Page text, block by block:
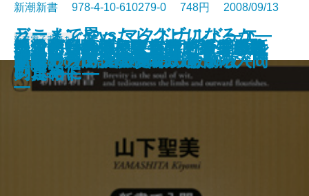
〈人使い〉の極意―乱世を生き抜
いた知将の至言―
人間の覚悟
テレビ番外地―東京12チャンネル
の奇跡―
先生と生徒の恋愛問題
民主党―野望と野合のメカニズム
―
迷惑メールは誰が出す？
源氏物語ものがたり
だから混浴はやめられない
手ごわい頭脳―アメリカン弁護士
の思考法―
ラーメン屋vs.マクドナルド―エ
コノミストが読み解く日米の深層
―
新潮新書 978-4-10-610279-0 748円 2008/09/13
新書電子書籍あり
新書で入門 宮沢賢治のちから
文豪たちの大陸横断鉄道
「名医」のウソ―病院で損をしな
いために―
気骨の判決―東條英機と闘った裁
判官―
ニッポンの評判―世界17カ国最新
レポート―
どこまでやったらクビになるか―
サラリーマンのための労働法入門
―
新書で入門 ジャズの鉄板50枚＋α
昭和史の逆説
世紀のラブレター
地獄の日本兵―ニューギニア戦線
の真相―